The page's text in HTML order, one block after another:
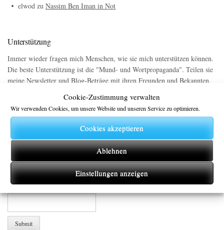
Cookie-Zustimmung verwalten
Wir verwenden Cookies, um unsere Website und unseren Service zu optimieren.
Cookies akzeptieren
Ablehnen
Einstellungen anzeigen
elwod zu Nassim Ben Iman in Not
Unterstützung
Immer wieder fragen mich Menschen, wie sie mich unterstützen können.
Die beste Unterstützung ist die "Mund- und Wortpropaganda". Teilen sie
meine Newsletter und Blog-Beträge mit ihren Freunden und Bekannten.
nächsten Einkauf beiAmazonunterstützen. Hierzu einfach den obigen
Link zu Amazon nutzen.
Newsletter
Abonnieren Sie meinen Newsletter.
Email*